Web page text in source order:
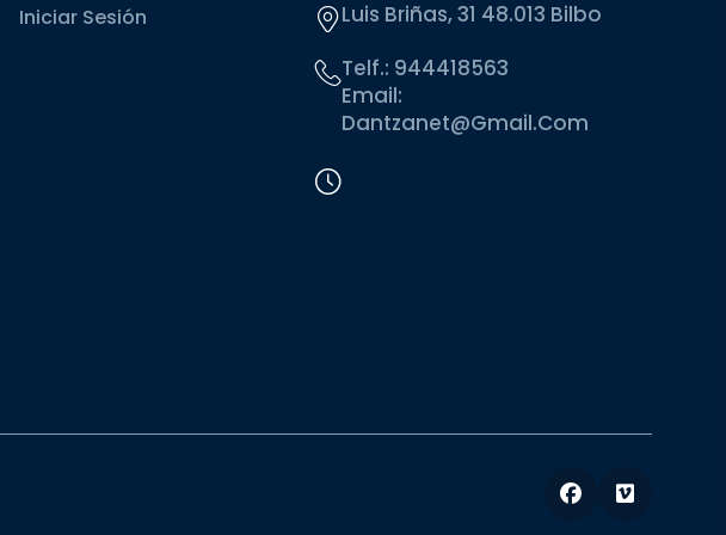
Iniciar Sesión
Luis Briñas, 31 48.013 Bilbo
Telf.: 944418563
Email:
Dantzanet@gmail.com
Facebook
Vimeo